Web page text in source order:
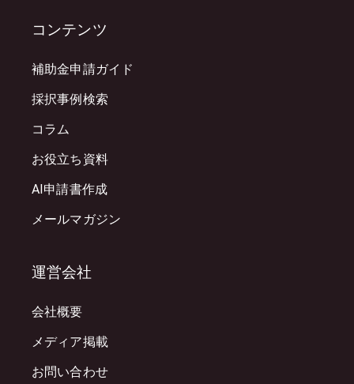
コンテンツ
補助金申請ガイド
採択事例検索
コラム
お役立ち資料
AI申請書作成
メールマガジン
運営会社
会社概要
メディア掲載
お問い合わせ